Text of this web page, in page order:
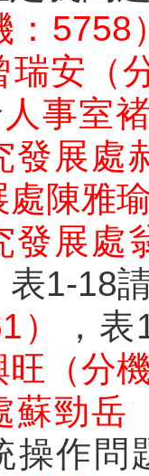
：5758
瑞安（
人事室
發展處
處陳雅
發展處
表1-18
）
，
旺（分
蘇勁岳
操作問